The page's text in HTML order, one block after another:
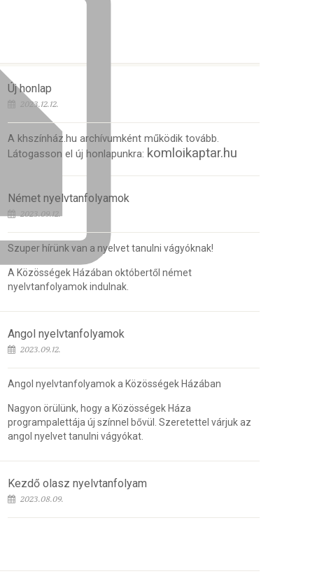
Új honlap
2023.12.12.
A khszínház.hu archívumként működik tovább.
Látogasson el új honlapunkra: komloikaptar.hu
Német nyelvtanfolyamok
2023.09.12.
Szuper hírünk van a nyelvet tanulni vágyóknak!
A Közösségek Házában októbertől német
nyelvtanfolyamok indulnak.
Angol nyelvtanfolyamok
2023.09.12.
Angol nyelvtanfolyamok a Közösségek Házában
Nagyon örülünk, hogy a Közösségek Háza
programpalettája új színnel bővül. Szeretettel várjuk az
angol nyelvet tanulni vágyókat.
Kezdő olasz nyelvtanfolyam
2023.08.09.